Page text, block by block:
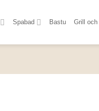
Spabad Bastu Grill